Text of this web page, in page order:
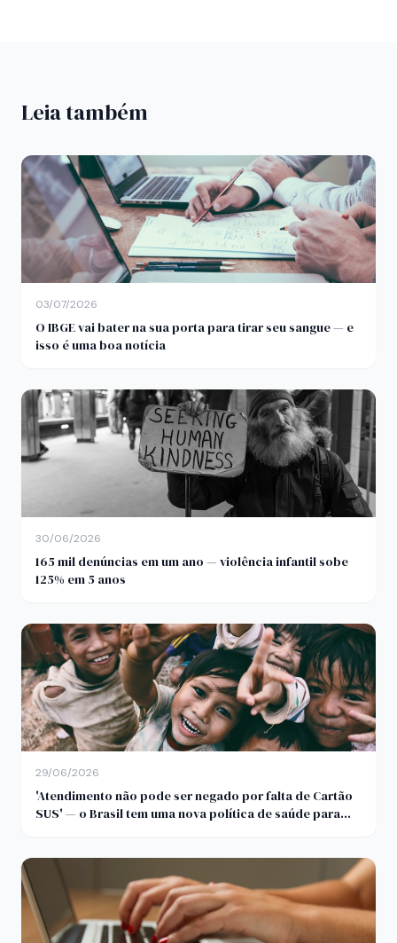
Leia também
03/07/2026
O IBGE vai bater na sua porta para tirar seu sangue — e
isso é uma boa notícia
30/06/2026
165 mil denúncias em um ano — violência infantil sobe
125% em 5 anos
29/06/2026
'Atendimento não pode ser negado por falta de Cartão
SUS' — o Brasil tem uma nova política de saúde para